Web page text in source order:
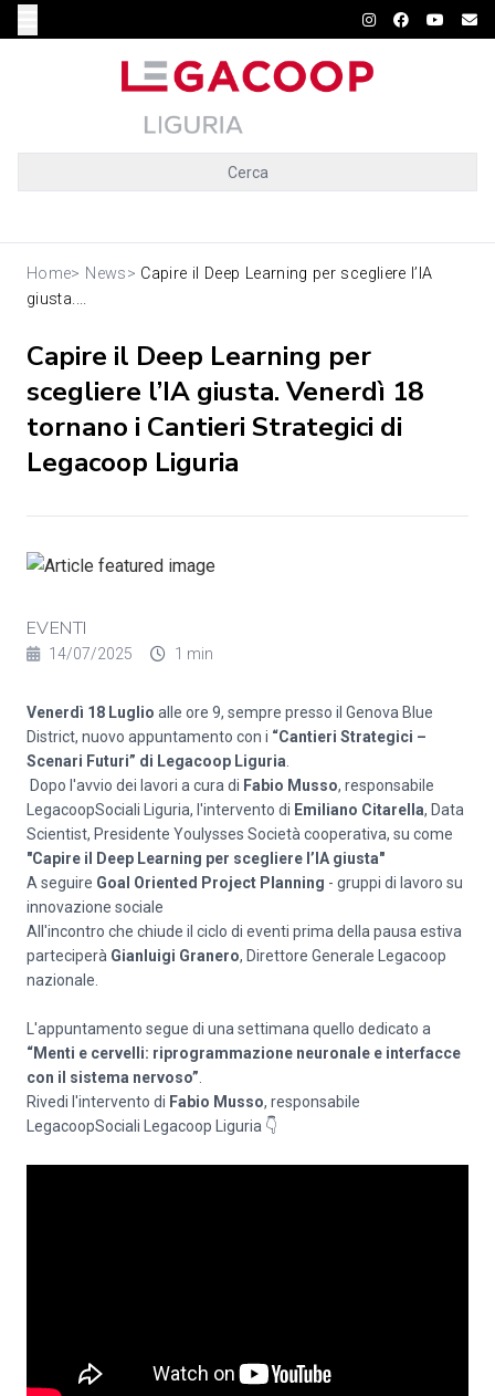
Cerca
Home> News> Capire il Deep Learning per scegliere l’IA
giusta....
Capire il Deep Learning per
scegliere l’IA giusta. Venerdì 18
tornano i Cantieri Strategici di
Legacoop Liguria
EVENTI
14/07/2025 1 min
Venerdì 18 Luglio alle ore 9, sempre presso il Genova Blue
District, nuovo appuntamento con i “Cantieri Strategici –
Scenari Futuri” di Legacoop Liguria
Dopo l'avvio dei lavori a cura di Fabio Musso, responsabile
LegacoopSociali Liguria, l'intervento di Emiliano Citarella, Data
Scientist, Presidente Youlysses Società cooperativa, su come
"Capire il Deep Learning per scegliere l’IA giusta"
A seguire Goal Oriented Project Planning - gruppi di lavoro su
innovazione sociale
All'incontro che chiude il ciclo di eventi prima della pausa estiva
parteciperà Gianluigi Granero, Direttore Generale Legacoop
nazionale.
L'appuntamento segue di una settimana quello dedicato a
“Menti e cervelli: riprogrammazione neuronale e interfacce
con il sistema nervoso”
Rivedi l'intervento di Fabio Musso, responsabile
LegacoopSociali Legacoop Liguria 👇